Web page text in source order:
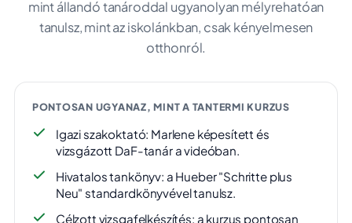
mint állandó tanároddal ugyanolyan mélyrehatóan
tanulsz, mint az iskolánkban, csak kényelmesen
otthonról.
PONTOSAN UGYANAZ, MINT A TANTERMI KURZUS
Igazi szakoktató: Marlene képesített és
vizsgázott DaF-tanár a videóban.
Hivatalos tankönyv: a Hueber "Schritte plus
Neu" standardkönyvével tanulsz.
Célzott vizsgafelkészítés: a kurzus pontosan